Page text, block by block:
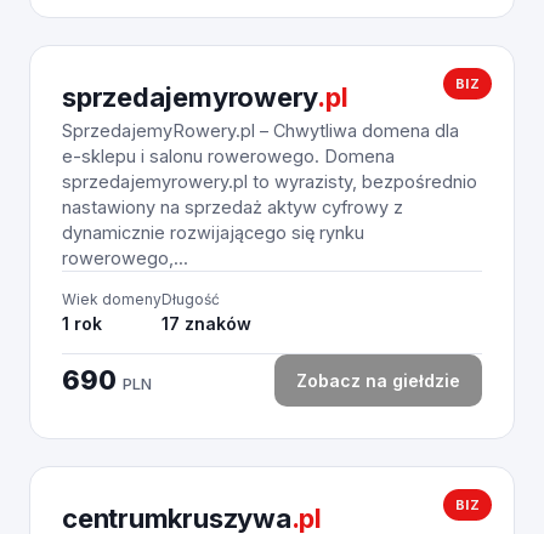
BIZ
sprzedajemyrowery.pl
SprzedajemyRowery.pl – Chwytliwa domena dla
e-sklepu i salonu rowerowego. Domena
sprzedajemyrowery.pl to wyrazisty, bezpośrednio
nastawiony na sprzedaż aktyw cyfrowy z
dynamicznie rozwijającego się rynku
rowerowego,...
Wiek domeny
1 rok
Długość
17 znaków
690 PLN Zobacz na giełdzie
BIZ
centrumkruszywa.pl